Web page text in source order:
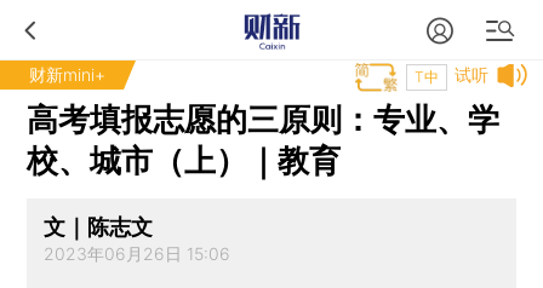
财新mini+ 试听
T中
高考填报志愿的三原则：专业、学
校、城市（上）｜教育
文｜陈志文
2023年06月26日 15:06